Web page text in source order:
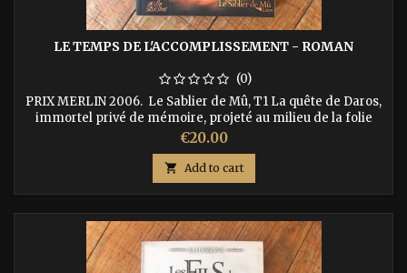
LE TEMPS DE L'ACCOMPLISSEMENT - ROMAN
(0)
PRIX MERLIN 2006. Le Sablier de Mû, T1 La quête de Daros,
immortel privé de mémoire, projeté au milieu de la folie
guerriere des hommes. Accompagné de 4 dragons,
parviendra-t-il à se retrouver ? ISBN : 9782952564670
Price
€20.00
 Add to cart